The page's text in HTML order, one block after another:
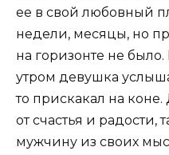
ее в свой любовный
недели, месяцы, но
на горизонте не
утром девушка
то прискакал на
от счастья и радости,
мужчину из своих